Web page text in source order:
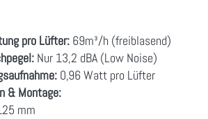
pro Lüfter: 69m³/h (freiblasend)
Nur 13,2 dBA (Low Noise)
0,96 Watt pro Lüfter
& Montage:
mm